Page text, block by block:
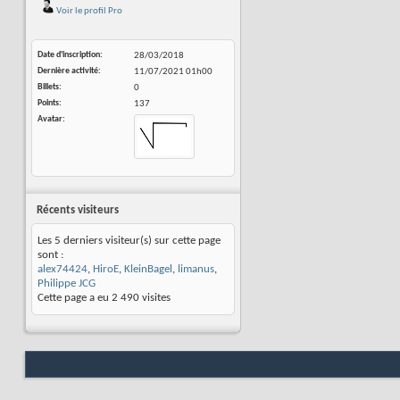
Voir le profil Pro
Date d'inscription
28/03/2018
Dernière activité
11/07/2021 01h00
Billets
0
Points
137
Avatar
Récents visiteurs
Les 5 derniers visiteur(s) sur cette page
sont :
alex74424, HiroE, KleinBagel , limanus,
Philippe JCG
Cette page a eu 2 490 visites